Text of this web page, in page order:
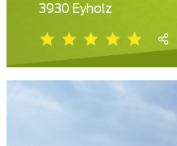
3930 Eyholz